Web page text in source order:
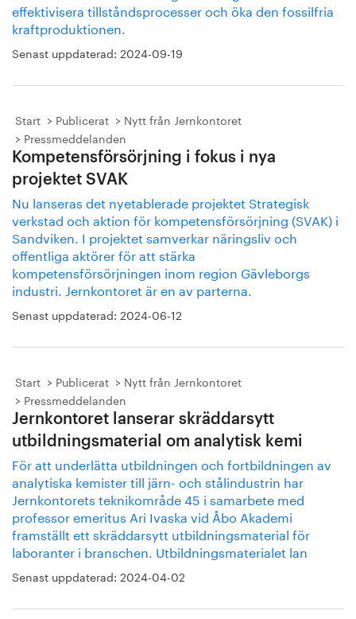
effektivisera tillståndsprocesser och öka den fossilfria
kraftproduktionen.
Senast uppdaterad: 2024-09-19
Start Publicerat
Nytt från Jernkontoret
Pressmeddelanden
Kompetensförsörjning i fokus i nya
projektet SVAK
Nu lanseras det nyetablerade projektet Strategisk
verkstad och aktion för kompetensförsörjning (SVAK) i
Sandviken. I projektet samverkar näringsliv och
offentliga aktörer för att stärka
kompetensförsörjningen inom region Gävleborgs
industri. Jernkontoret är en av parterna.
Senast uppdaterad: 2024-06-12
Start Publicerat
Nytt från Jernkontoret
Pressmeddelanden
Jernkontoret lanserar skräddarsytt
utbildningsmaterial om analytisk kemi
För att underlätta utbildningen och fortbildningen av
analytiska kemister till järn- och stålindustrin har
Jernkontorets teknikområde 45 i samarbete med
professor emeritus Ari Ivaska vid Åbo Akademi
framställt ett skräddarsytt utbildningsmaterial för
laboranter i branschen. Utbildningsmaterialet lan
Senast uppdaterad: 2024-04-02